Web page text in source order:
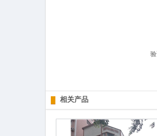
相关产品